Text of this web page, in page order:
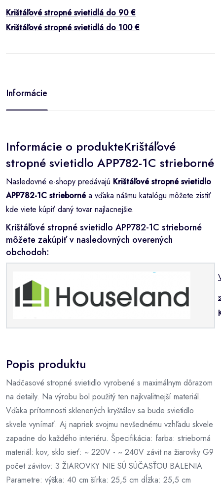
Krištáľové stropné svietidlá do 90 €
Krištáľové stropné svietidlá do 100 €
Informácie
Informácie o produkteKrištáľové
stropné svietidlo APP782-1C strieborné
Nasledovné e-shopy predávajú Krištáľové stropné svietidlo
APP782-1C striebornéa vďaka nášmu katalógu môžete zistiť
kde viete kúpiť daný tovar najlacnejšie.
Krištáľové stropné svietidlo APP782-1C strieborné
môžete zakúpiť v nasledovných overených
obchodoh:
Popis produktu
Nadčasové stropné svietidlo vyrobené s maximálnym dôrazom
na detaily. Na výrobu bol použitý ten najkvalitnejší materiál.
Vďaka prítomnosti sklenených kryštálov sa bude svietidlo
skvele vynímať. Aj napriek svojmu nevšednému vzhľadu skvele
zapadne do každého interiéru. Špecifikácia: farba: strieborná
materiál: kov, sklo sieť: ~ 220V - ~ 240V závit na žiarovky G9
počet závitov: 3 ŽIAROVKY NIE SÚ SÚČASŤOU BALENIA
Parametre: výška: 40 cm šírka: 25,5 cm dĺžka: 25,5 cm